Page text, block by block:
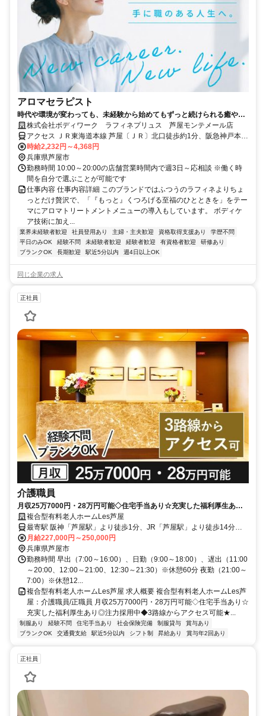
アロマセラピスト
時代や環境が変わっても、未経験から始めてもずっと続けられる癒やし
の仕事。手に職を身につけて、生き方を変えよう。
株式会社ボディワーク ラフィネプリュス 芦屋モンテメール店
アクセス ＪＲ東海道本線 芦屋〔ＪＲ〕北口徒歩約1分、阪急神戸本線
芦屋川南出口徒歩約11分、阪神本線/阪神なんば線 打出徒歩約15分 最
寄駅：芦屋駅
時給2,232円～4,368円
兵庫県芦屋市
勤務時間 10:00～20:00の店舗営業時間内で週3日～応相談 ※働く時
間を自分で選ぶことが可能です
仕事内容 仕事内容詳細 このブランドではふつうのラフィネよりちょ
っとだけ贅沢で、「『もっと』くつろげる至福のひとときを」をテー
マにアロマトリートメントメニューの導入もしています。 ボディケ
ア技術に加え...
業界未経験者歓迎 社員登用あり 主婦・主夫歓迎 資格取得支援あり
学歴不問
平日のみOK
経験不問 未経験者歓迎 経験者歓迎 有資格者歓迎
研修あり
ブランクOK
長期歓迎 駅近5分以内 週4日以上OK
同じ企業の求人
正社員
介護職員
月収25万7000円・28万円可能◇住宅手当あり☆充実した福利厚生あり
◎注力採用中◆3路線からアクセス可能★経験不問・ブランクOK♪【阪
神芦屋駅/芦屋川駅、介護職、正職員、芦屋市・複合型有料】
複合型有料老人ホームLes芦屋
最寄駅 阪神「芦屋駅」より徒歩1分、JR「芦屋駅」より徒歩14分、
阪急「芦屋川駅」より徒歩15分
月給227,000円～250,000円
兵庫県芦屋市
勤務時間 早出（7:00～16:00）、日勤（9:00～18:00）、遅出（11:00
～20:00、12:00～21:00、12:30～21:30）※休憩60分 夜勤（21:00～
7:00）※休憩12...
複合型有料老人ホームLes芦屋 求人概要 複合型有料老人ホームLes芦
屋：介護職員/正職員 月収25万7000円・28万円可能◇住宅手当あり☆
充実した福利厚生あり◎注力採用中◆3路線からアクセス可能★...
制服あり 経験不問 住宅手当あり 社会保険完備 制服貸与
賞与あり
ブランクOK
交通費支給 駅近5分以内 シフト制 昇給あり 賞与年2回あり
正社員